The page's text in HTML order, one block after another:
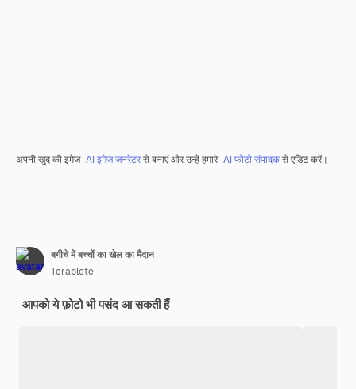
अपनी खुद की इमेज AI इमेज जनरेटरसे बनाएं और उन्हें हमारे AI फोटो संपादकसे एडिट करें।
बगीचे में बच्चों का खेल का मैदान
Terablete
आपको ये फ़ोटो भी पसंद आ सकती हैं